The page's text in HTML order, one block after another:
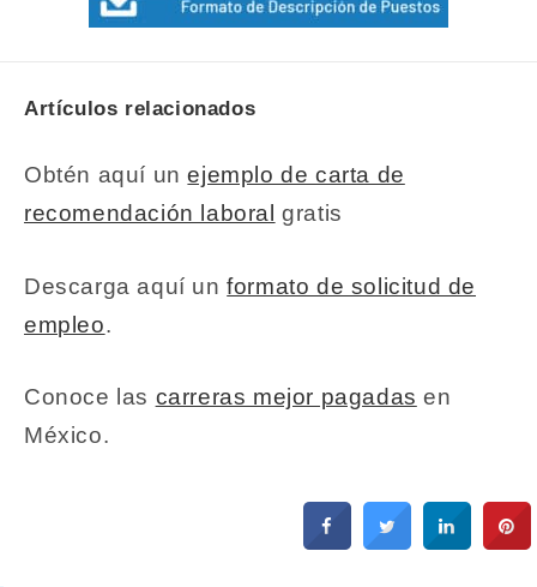
Artículos relacionados
Obtén aquí unejemplo de carta de
recomendación laboral gratis
Descarga aquí unformato de solicitud de
empleo.
Conoce las carreras mejor pagadas en
México.